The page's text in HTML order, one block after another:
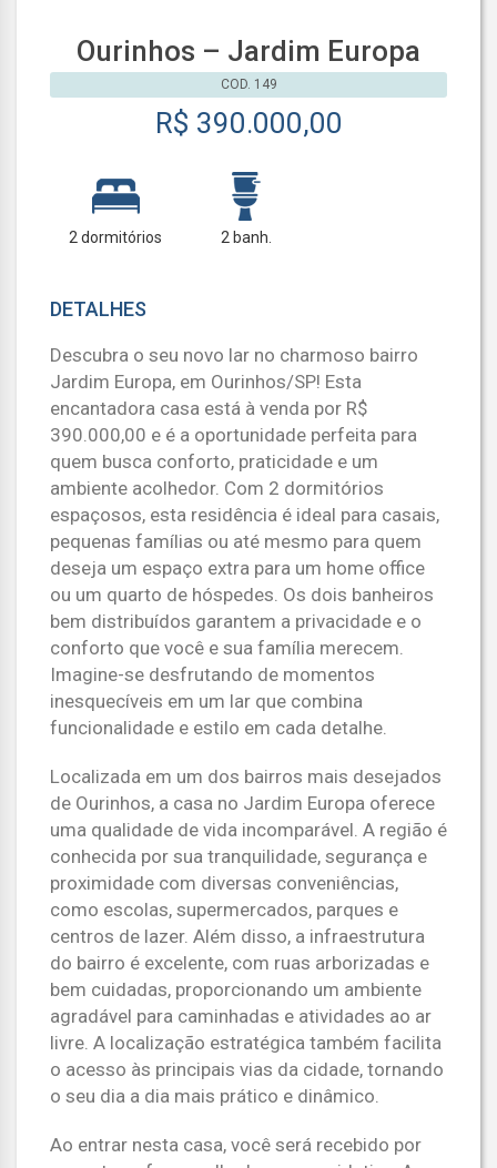
Ourinhos – Jardim Europa
COD. 149
R$ 390.000,00
2 dormitórios 2 banh.
DETALHES
Descubra o seu novo lar no charmoso bairro
Jardim Europa, em Ourinhos/SP! Esta
encantadora casa está à venda por R$
390.000,00 e é a oportunidade perfeita para
quem busca conforto, praticidade e um
ambiente acolhedor. Com 2 dormitórios
espaçosos, esta residência é ideal para casais,
pequenas famílias ou até mesmo para quem
deseja um espaço extra para um home office
ou um quarto de hóspedes. Os dois banheiros
bem distribuídos garantem a privacidade e o
conforto que você e sua família merecem.
Imagine-se desfrutando de momentos
inesquecíveis em um lar que combina
funcionalidade e estilo em cada detalhe.
Localizada em um dos bairros mais desejados
de Ourinhos, a casa no Jardim Europa oferece
uma qualidade de vida incomparável. A região é
conhecida por sua tranquilidade, segurança e
proximidade com diversas conveniências,
como escolas, supermercados, parques e
centros de lazer. Além disso, a infraestrutura
do bairro é excelente, com ruas arborizadas e
bem cuidadas, proporcionando um ambiente
agradável para caminhadas e atividades ao ar
livre. A localização estratégica também facilita
o acesso às principais vias da cidade, tornando
o seu dia a dia mais prático e dinâmico.
Ao entrar nesta casa, você será recebido por